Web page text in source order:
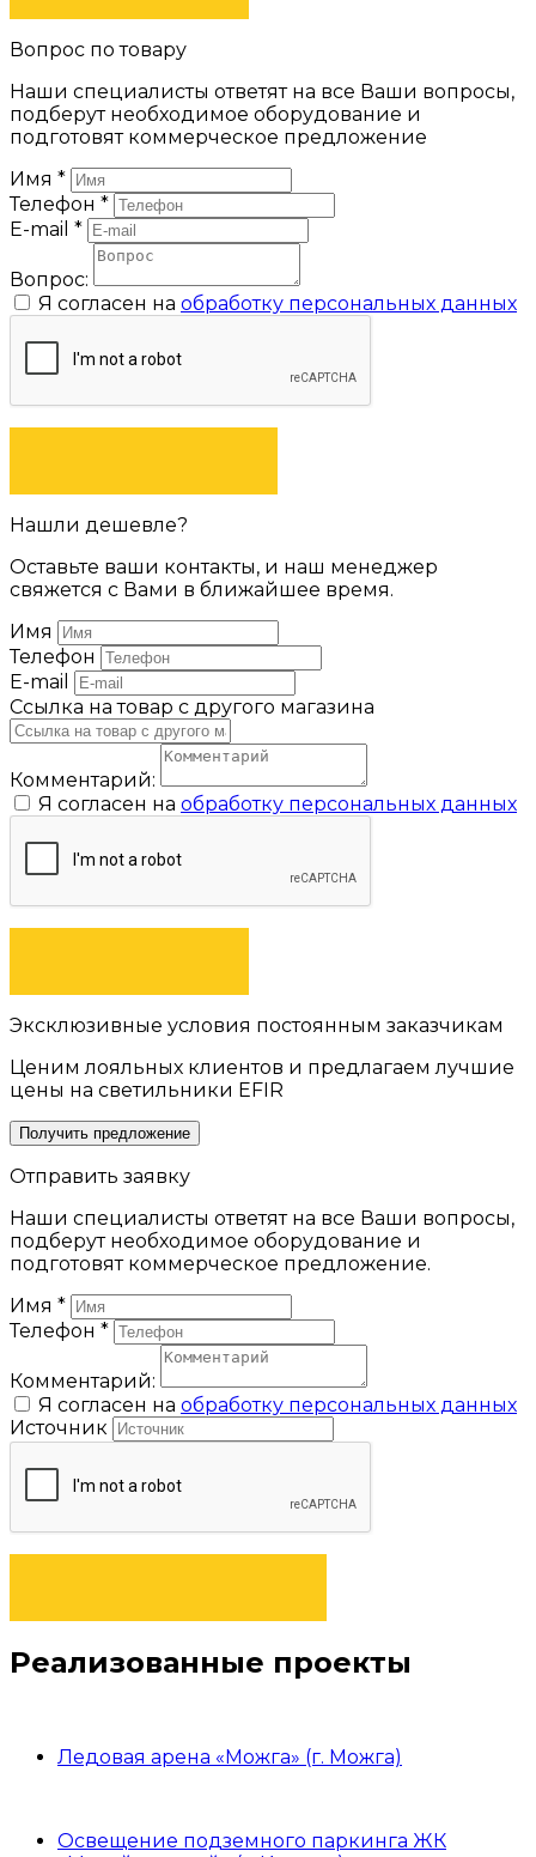
Вопрос по товару
Наши специалисты ответят на все Ваши вопросы,
подберут необходимое оборудование и
подготовят коммерческое предложение
Имя *
Телефон *
E-mail *
Вопрос:
Я согласен на обработку персональных данных
Нашли дешевле?
Оставьте ваши контакты, и наш менеджер
свяжется с Вами в ближайшее время.
Имя
Телефон
E-mail
Ссылка на товар с другого магазина
Комментарий:
Я согласен на обработку персональных данных
Эксклюзивные условия постоянным заказчикам
Ценим лояльных клиентов и предлагаем лучшие
цены на светильники EFIR
Получить предложение
Отправить заявку
Наши специалисты ответят на все Ваши вопросы,
подберут необходимое оборудование и
подготовят коммерческое предложение.
Имя *
Телефон *
Комментарий:
Я согласен на обработку персональных данных
Источник
Реализованные проекты
Ледовая арена «Можга» (г. Можга)
Освещение подземного паркинга ЖК